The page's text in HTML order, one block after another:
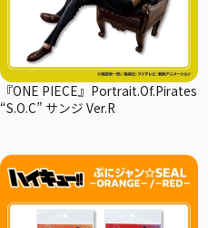
『ONE PIECE』Portrait.Of.Pirates
“S.O.C” サンジ Ver.R